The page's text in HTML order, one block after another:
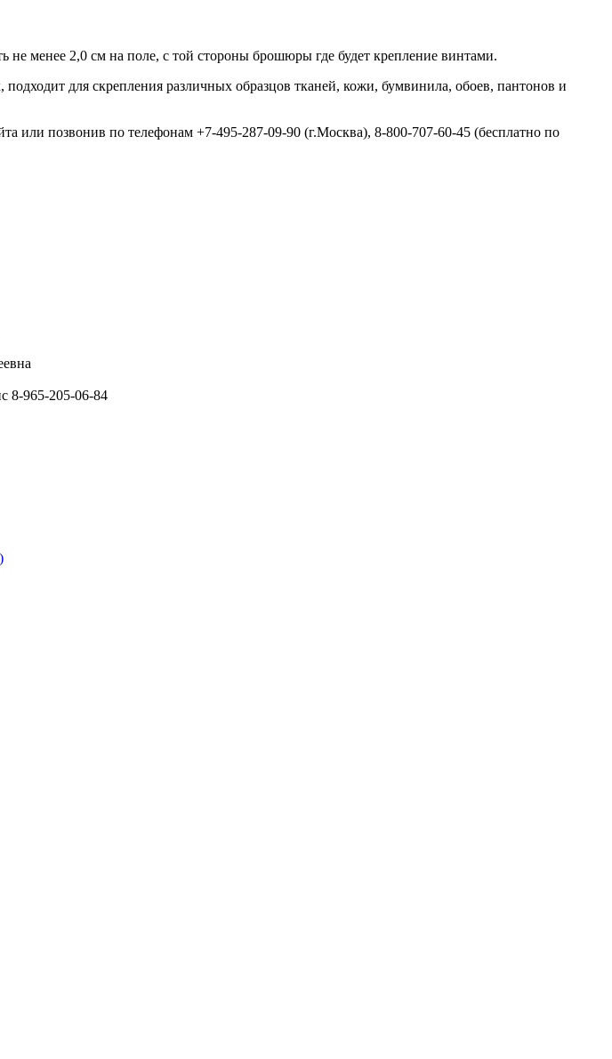
не менее 2,0 см на поле, с той стороны брошюры где будет крепление винтами.
для скрепления различных образцов тканей, кожи, бумвинила, обоев, пантонов и
или позвонив по телефонам +7-495-287-09-90 (г.Москва), 8-800-707-60-45 (бесплатно по
8-965-205-06-84